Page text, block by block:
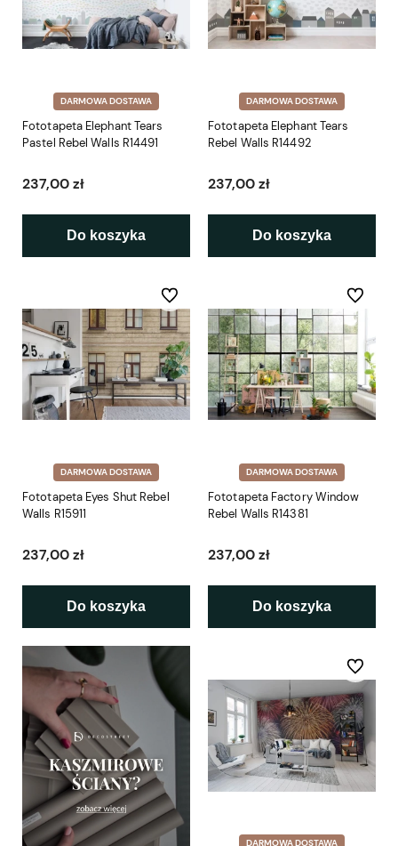
DARMOWA DOSTAWA
Fototapeta Elephant Tears
Pastel Rebel Walls R14491
237,00 zł
Do koszyka
DARMOWA DOSTAWA
Fototapeta Elephant Tears
Rebel Walls R14492
237,00 zł
Do koszyka
DARMOWA DOSTAWA
Fototapeta Eyes Shut Rebel
Walls R15911
237,00 zł
Do koszyka
Do ulubionych
DARMOWA DOSTAWA
Fototapeta Factory Window
Rebel Walls R14381
237,00 zł
Do koszyka
Do
DARMOWA DOSTAWA
Do